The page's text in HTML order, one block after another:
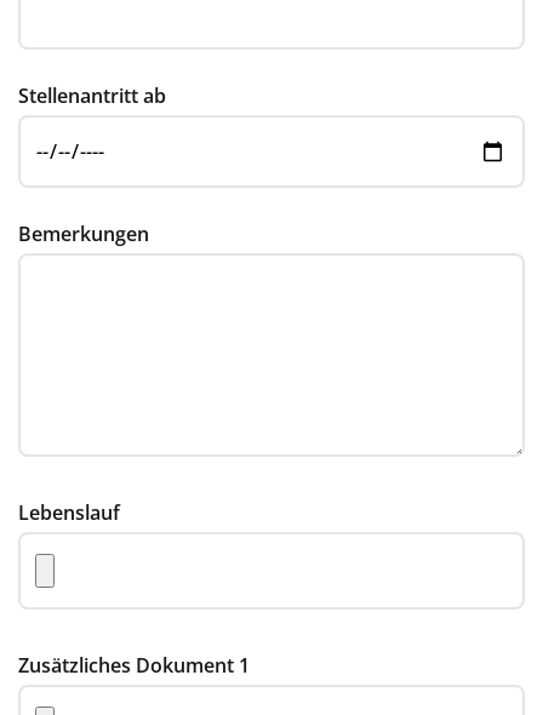
Stellenantritt ab
Bemerkungen
Lebenslauf
Zusätzliches Dokument 1